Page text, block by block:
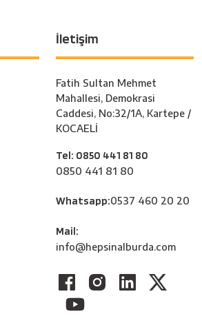
İletişim
Fatih Sultan Mehmet
Mahallesi, Demokrasi
Caddesi, No:32/1A, Kartepe /
KOCAELİ
Tel: 0850 441 81 80
0850 441 81 80
Whatsapp:0537 460 20 20
Mail:
info@hepsinalburda.com